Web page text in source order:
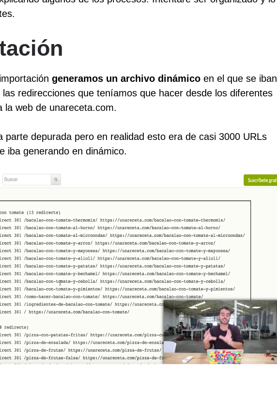
generamos un archivo dinámicoen el que se iban
redirecciones que teníamos que hacer desde los diferentes
la web de unareceta.com.
parte depurada pero en realidad esto era de casi 3000 URLs
iba generando en dinámico.